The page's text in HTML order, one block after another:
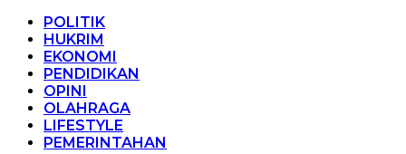
POLITIK
HUKRIM
EKONOMI
PENDIDIKAN
OPINI
OLAHRAGA
LIFESTYLE
PEMERINTAHAN